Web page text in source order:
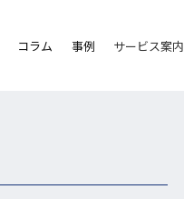
コラム 事例 サービス案内